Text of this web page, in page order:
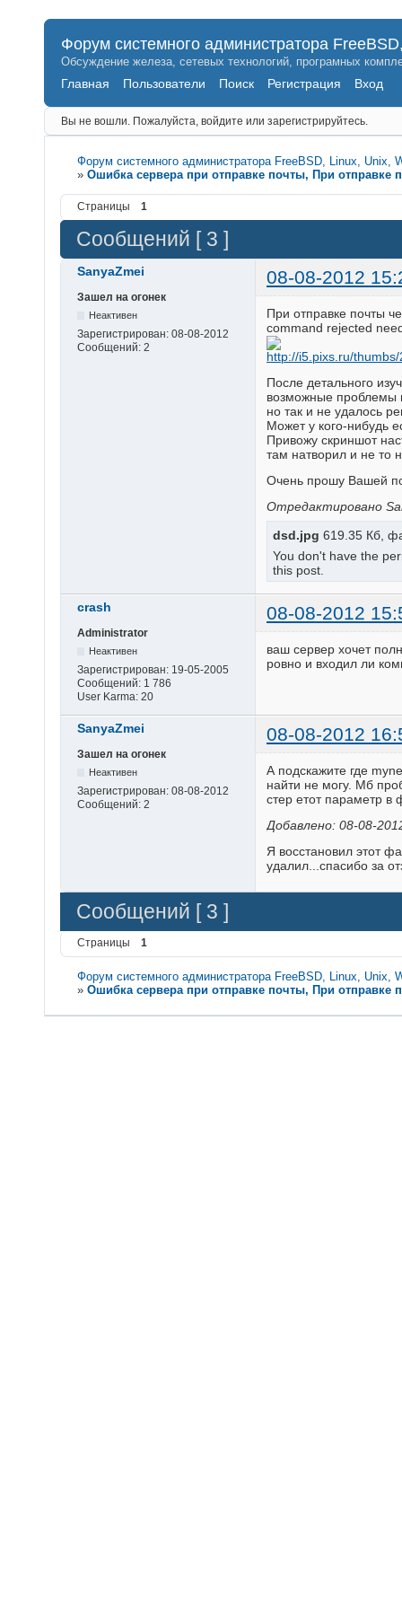
Форум системного администратора
Обсуждение железа, сетевых технологий, програмных
Главная Пользователи Поиск Регистрация Вход
Вы не вошли. Пожалуйста, войдите или зарегистрируйтесь.
Форум системного администратора FreeBSD, Linux, Unix,
»Ошибка сервера при отправке почты, При отправке
Страницы 1
Сообщений [ 3 ]
SanyaZmei 08-08-2012
Зашел на огонек
Неактивен
Зарегистрирован: 08-08-2012
Сообщений: 2
При отправке почты
command rejected
После детального
возможные проблемы
но так и не удалось
Может у кого-нибудь
Привожу скриншот
там натворил и не то
Очень прошу Вашей
Отредактировано
dsd.jpg 619.35 Кб,
You don't have the
this post.
crash 08-08-2012
Administrator
Неактивен
Зарегистрирован: 19-05-2005
Сообщений: 1 786
User Karma: 20
ваш сервер хочет
ровно и входил ли
SanyaZmei 08-08-2012
Зашел на огонек
Неактивен
Зарегистрирован: 08-08-2012
Сообщений: 2
А подскажите где
найти не могу. Мб
стер етот параметр в
Добавлено: 08-08-
Я восстановил этот
удалил...спасибо за
Сообщений [ 3 ]
Страницы 1
Форум системного администратора FreeBSD, Linux, Unix,
»Ошибка сервера при отправке почты, При отправке